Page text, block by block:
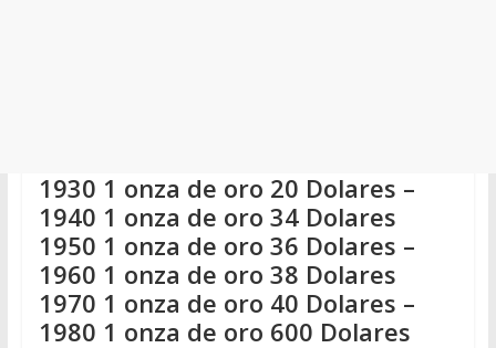
1930 1 onza de oro 20 Dolares –
1940 1 onza de oro 34 Dolares
1950 1 onza de oro 36 Dolares –
1960 1 onza de oro 38 Dolares
1970 1 onza de oro 40 Dolares –
1980 1 onza de oro 600 Dolares